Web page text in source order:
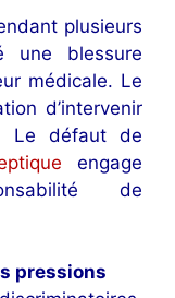
plusieurs
une blessure
médicale. Le
d’intervenir
Le défaut de
engage
de
pressions